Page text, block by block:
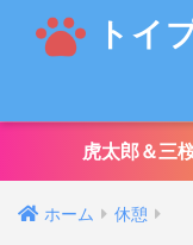
トイ
虎太郎＆三
ホーム 休憩